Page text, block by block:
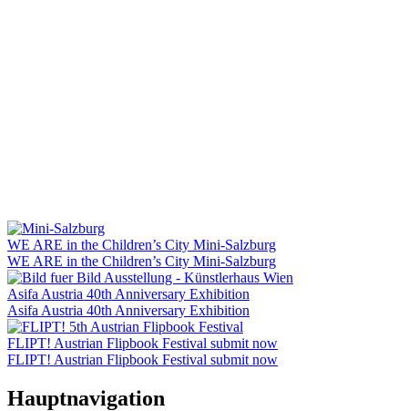
WE ARE in the Children’s City Mini-Salzburg
WE ARE in the Children’s City Mini-Salzburg
Asifa Austria 40th Anniversary Exhibition
Asifa Austria 40th Anniversary Exhibition
FLIPT! Austrian Flipbook Festival submit now
FLIPT! Austrian Flipbook Festival submit now
Hauptnavigation